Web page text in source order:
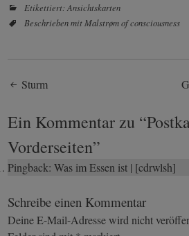
Etikettiert:Ansichtskarten
Beschrieben mit Malstrøm of consciousness
Post
navigation
Sturm
Ein Kommentar zu “
Vorderseiten”
Pingback:Was im Essen ist | [cdrwlsh]
Schreibe einen Kommentar
Deine E-Mail-Adresse wird nicht